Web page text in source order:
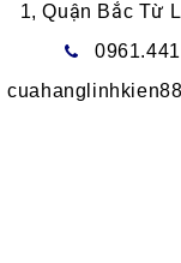
1, Quận Bắc Từ